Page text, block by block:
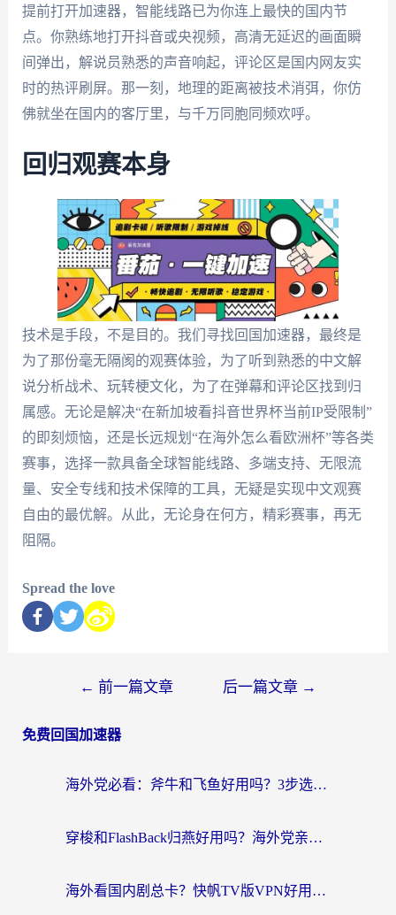
提前打开加速器，智能线路已为你连上最快的国内节
点。你熟练地打开抖音或央视频，高清无延迟的画面瞬
间弹出，解说员熟悉的声音响起，评论区是国内网友实
时的热评刷屏。那一刻，地理的距离被技术消弭，你仿
佛就坐在国内的客厅里，与千万同胞同频欢呼。
回归观赛本身
技术是手段，不是目的。我们寻找回国加速器，最终是
为了那份毫无隔阂的观赛体验，为了听到熟悉的中文解
说分析战术、玩转梗文化，为了在弹幕和评论区找到归
属感。无论是解决“在新加坡看抖音世界杯当前IP受限制”
的即刻烦恼，还是长远规划“在海外怎么看欧洲杯”等各类
赛事，选择一款具备全球智能线路、多端支持、无限流
量、安全专线和技术保障的工具，无疑是实现中文观赛
自由的最优解。从此，无论身在何方，精彩赛事，再无
阻隔。
Spread the love
← 前一篇文章 后一篇文章 →
免费回国加速器
海外党必看：斧牛和飞鱼好用吗？3步选对回国加速器，无缝刷剧玩国服
穿梭和FlashBack归燕好用吗？海外党亲测3款热门回国加速器，教你选对不踩坑
海外看国内剧总卡？快帆TV版VPN好用吗？和快滚VPN对比哪个回国效果更好？